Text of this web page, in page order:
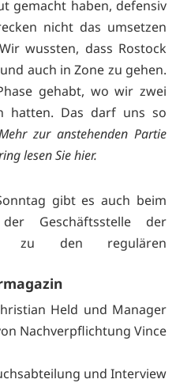
gemacht haben, defensiv
nicht das umsetzen
wussten, dass Rostock
auch in Zone zu gehen.
gehabt, wo wir zwei
hatten. Das darf uns so
zur anstehenden Partie
lesen Siehier.
gibt es auch beim
Geschäftsstelle der
zu den regulären
Held und Manager
Nachverpflichtung Vince
und Interview